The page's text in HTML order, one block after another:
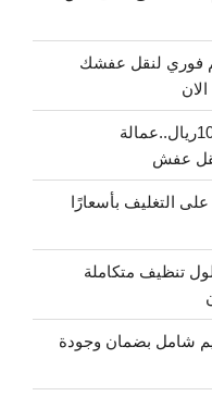
الملقا بـ23%خصم فوري لنقل عفشك
دينا نقل عفش شرق الرياض..خصم100ريال..عمالة
عفش
بـ45%خصم على التغليف بأسعارًا
بـ35%خصم حلول تنظيف متكاملة
خصم 40% ترميم شامل بضمان وجودة